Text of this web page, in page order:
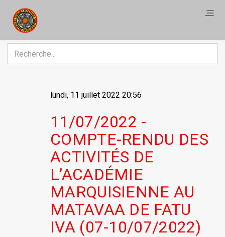
lundi, 11 juillet 2022 20:56
11/07/2022 -
COMPTE-RENDU DES
ACTIVITÉS DE
L’ACADÉMIE
MARQUISIENNE AU
MATAVAA DE FATU
IVA (07-10/07/2022)